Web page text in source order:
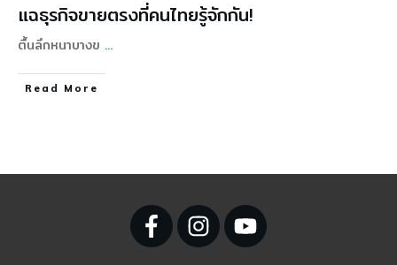
แฉธุรกิจขายตรงที่คนไทยรู้จักกัน!
ตื้นลึกหนาบางข ...
Read More